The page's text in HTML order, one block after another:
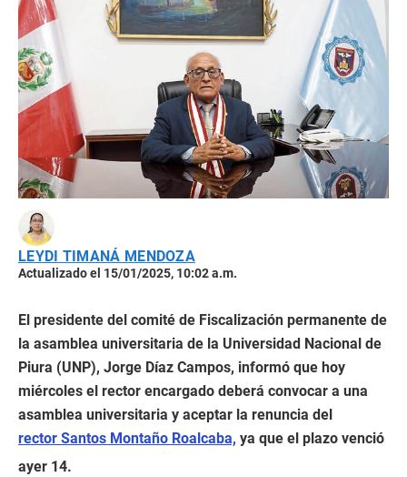
LEYDI TIMANÁ MENDOZA
Actualizado el 15/01/2025, 10:02 a.m.
El presidente del comité de Fiscalización permanente de
la asamblea universitaria de la Universidad Nacional de
Piura (UNP), Jorge Díaz Campos, informó que hoy
miércoles el rector encargado deberá convocar a una
asamblea universitaria y aceptar la renuncia del
rector Santos Montaño Roalcaba, ya que el plazo venció
ayer 14.